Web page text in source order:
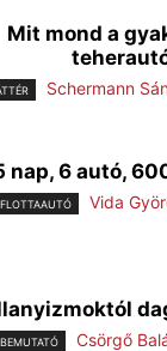
Mit mond a
Schermann
nap, 6 autó,
FLOTTAAUTÓ Vida
BEMUTATÓ Csörgő